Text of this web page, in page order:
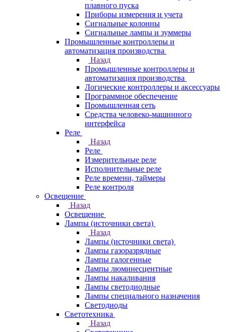
плавного пуска
Приборы измерения и учета
Сигнальные колонны
Сигнальные лампы и зуммеры
Промышленные контроллеры и
автоматизация производства
Назад
Промышленные контроллеры и
автоматизация производства
Логические контроллеры и аксессуары
Программное обеспечение
Промышленная сеть
Средства человеко-машинного
интерфейса
Реле
Назад
Реле
Измерительные реле
Исполнительные реле
Реле времени, таймеры
Реле контроля
Освещение
Назад
Освещение
Лампы (источники света)
Назад
Лампы (источники света)
Лампы газоразрядные
Лампы галогенные
Лампы люминесцентные
Лампы накаливания
Лампы светодиодные
Лампы специального назначения
Светодиоды
Светотехника
Назад